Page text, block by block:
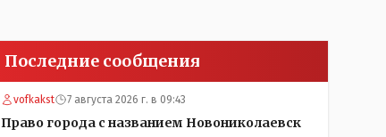
Последние сообщения
vofkakst 7 августа 2026 г. в 09:43
Право города с названием Новониколаевск